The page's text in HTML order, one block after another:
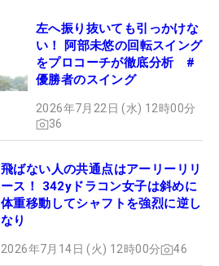
左へ振り抜いても引っかけな
い！ 阿部未悠の回転スイング
をプロコーチが徹底分析 #
優勝者のスイング
2026年7月22日 (水) 12時00分
36
飛ばない人の共通点はアーリーリリ
ース！ 342yドラコン女子は斜めに
体重移動してシャフトを強烈に逆し
なり
2026年7月14日 (火) 12時00分 46